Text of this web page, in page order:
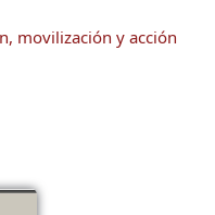
movilización y acción